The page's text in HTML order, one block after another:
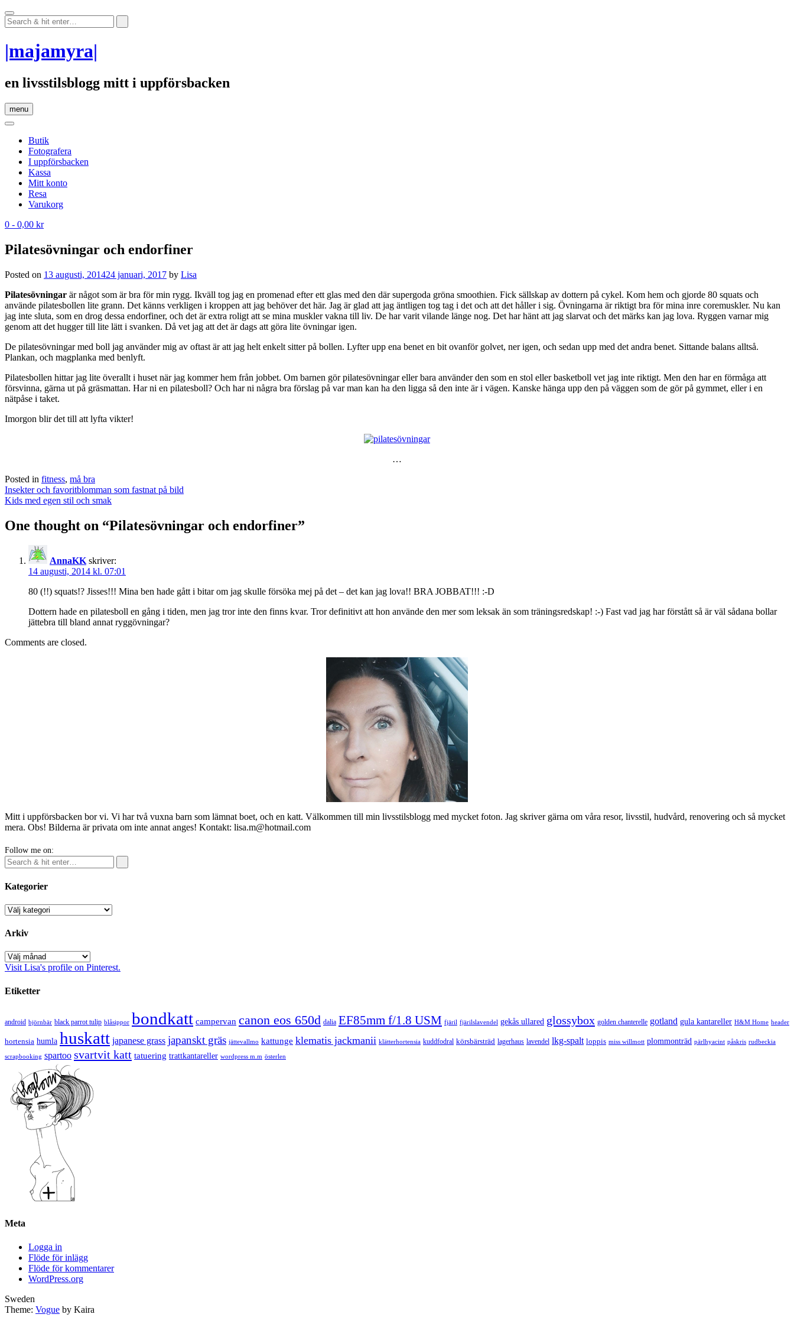
Skip
to
content
|majamyra|
en livsstilsblogg mitt i uppförsbacken
menu
Butik
Fotografera
I uppförsbacken
Kassa
Mitt konto
Resa
Varukorg
0 - 0,00 kr
Pilatesövningar och endorfiner
Posted on 13 augusti, 201424 januari, 2017 by Lisa
Pilatesövningar är något som är bra för min rygg. Ikväll tog jag en promenad efter ett glas med den där supergoda gröna smoothien. Fick sällskap av dottern på cykel. Kom hem och gjorde 80 squats och
använde pilatesbollen lite grann. Det känns verkligen i kroppen att jag behöver det här. Jag är glad att jag äntligen tog tag i det och att det håller i sig. Övningarna är riktigt bra för mina inre coremuskler. Nu kan
jag inte sluta, som en drog dessa endorfiner, och det är extra roligt att se mina muskler vakna till liv. De har varit vilande länge nog. Det har hänt att jag slarvat och det märks kan jag lova. Ryggen varnar mig
genom att det hugger till lite lätt i svanken. Då vet jag att det är dags att göra lite övningar igen.
De pilatesövningar med boll jag använder mig av oftast är att jag helt enkelt sitter på bollen. Lyfter upp ena benet en bit ovanför golvet, ner igen, och sedan upp med det andra benet. Sittande balans alltså.
Plankan, och magplanka med benlyft.
Pilatesbollen hittar jag lite överallt i huset när jag kommer hem från jobbet. Om barnen gör pilatesövningar eller bara använder den som en stol eller basketboll vet jag inte riktigt. Men den har en förmåga att
försvinna, gärna ut på gräsmattan. Har ni en pilatesboll? Och har ni några bra förslag på var man kan ha den ligga så den inte är i vägen. Kanske hänga upp den på väggen som de gör på gymmet, eller i en
nätpåse i taket.
Imorgon blir det till att lyfta vikter!
…
Posted in fitness, må bra
Post
navigation
Insekter och favoritblomman som fastnat på bild
Kids med egen stil och smak
One thought on “Pilatesövningar och endorfiner”
AnnaKK skriver:
14 augusti, 2014 kl. 07:01
80 (!!) squats!? Jisses!!! Mina ben hade gått i bitar om jag skulle försöka mej på det – det kan jag lova!! BRA JOBBAT!!! :-D
Dottern hade en pilatesboll en gång i tiden, men jag tror inte den finns kvar. Tror definitivt att hon använde den mer som leksak än som träningsredskap! :-) Fast vad jag har förstått så är väl sådana bollar
jättebra till bland annat ryggövningar?
Comments are closed.
Mitt i uppförsbacken bor vi. Vi har två vuxna barn som lämnat boet, och en katt. Välkommen till min livsstilsblogg med mycket foton. Jag skriver gärna om våra resor, livsstil, hudvård, renovering och så mycket
mera. Obs! Bilderna är privata om inte annat anges! Kontakt: lisa.m@hotmail.com
Follow me on:
Kategorier
Kategorier
Arkiv
Arkiv
Visit Lisa's profile on Pinterest.
Etiketter
android björnbär black parrot tulip blåsippor bondkatt campervan canon eos 650d dalia EF85mm f/1.8 USM fjäril fjärilslavendel gekås ullared glossybox golden chanterelle gotland gula kantareller H&M Home header
hortensia humla huskatt japanese grass japanskt gräs jättevallmo kattunge klematis jackmanii klätterhortensia kuddfodral körsbärsträd lagerhaus lavendel lkg-spalt loppis miss willmott plommonträd pärlhyacint påskris rudbeckia
scrapbooking spartoo svartvit katt tatuering trattkantareller wordpress m.m österlen
Meta
Logga in
Flöde för inlägg
Flöde för kommentarer
WordPress.org
Sweden
Theme: Vogue by Kaira